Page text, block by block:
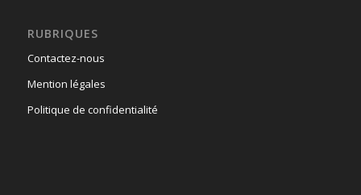
RUBRIQUES
Contactez-nous
Mention légales
Politique de confidentialité